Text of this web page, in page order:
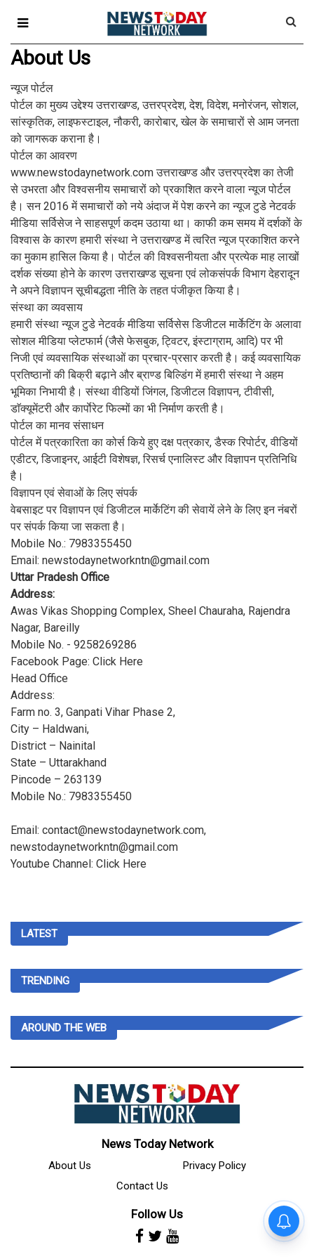
About Us
न्यूज पोर्टल
पोर्टल का मुख्य उद्देश्य उत्तराखण्ड, उत्तरप्रदेश, देश, विदेश, मनोरंजन, सोशल,
सांस्कृतिक, लाइफस्टाइल, नौकरी, कारोबार, खेल के समाचारों से आम जनता
को जागरूक कराना है।
पोर्टल का आवरण
www.newstodaynetwork.com उत्तराखण्ड और उत्तरप्रदेश का तेजी
से उभरता और विश्वसनीय समाचारों को प्रकाशित करने वाला न्यूज पोर्टल
है। सन 2016 में समाचारों को नये अंदाज में पेश करने का न्यूज टुडे नेटवर्क
मीडिया सर्विसेज ने साहसपूर्ण कदम उठाया था। काफी कम समय में दर्शकों के
विश्वास के कारण हमारी संस्था ने उत्तराखण्ड में त्वरित न्यूज प्रकाशित करने
का मुकाम हासिल किया है। पोर्टल की विश्वसनीयता और प्रत्येक माह लाखों
दर्शक संख्या होने के कारण उत्तराखण्ड सूचना एवं लोकसंपर्क विभाग देहरादून
नेे अपने विज्ञापन सूचीबद्धता नीति के तहत पंजीकृत किया है।
संस्था का व्यवसाय
हमारी संस्था न्यूज टुडे नेटवर्क मीडिया सर्विसेस डिजीटल मार्केटिंग के अलावा
सोशल मीडिया प्लेटफार्म (जैसे फेसबुक, ट्विटर, इंस्टाग्राम, आदि) पर भी
निजी एवं व्यवसायिक संस्थाओं का प्रचार-प्रसार करती है। कई व्यवसायिक
प्रतिष्ठानों की बिक्री बढ़ाने और ब्राण्ड बिल्डिंग में हमारी संस्था ने अहम
भूमिका निभायी है। संस्था वीडियों जिंगल, डिजीटल विज्ञापन, टीवीसी,
डाॅक्यूमेंटरी और कार्पाेरेट फिल्मों का भी निर्माण करती है।
पोर्टल का मानव संसाधन
पोर्टल में पत्रकारिता का कोर्स किये हुए दक्ष पत्रकार, डैस्क रिपोर्टर, वीडियों
एडीटर, डिजाइनर, आईटी विशेषज्ञ, रिसर्च एनालिस्ट और विज्ञापन प्रतिनिधि
है।
विज्ञापन एवं सेवाओं के लिए संपर्क
वेबसाइट पर विज्ञापन एवं डिजीटल मार्केटिंग की सेवायें लेने के लिए इन नंबरों
पर संपर्क किया जा सकता है।
Mobile No.: 7983355450
Email: newstodaynetworkntn@gmail.com
Uttar Pradesh Office
Address:
Awas Vikas Shopping Complex, Sheel Chauraha, Rajendra
Nagar, Bareilly
Mobile No. - 9258269286
Facebook Page: Click Here
Head Office
Address:
Farm no. 3, Ganpati Vihar Phase 2,
City – Haldwani,
District – Nainital
State – Uttarakhand
Pincode – 263139
Mobile No.: 7983355450
Email: contact@newstodaynetwork.com,
newstodaynetworkntn@gmail.com
Youtube Channel: Click Here
LATEST
TRENDING
AROUND THE WEB
News Today Network
About Us
Privacy Policy
Contact Us
Follow Us